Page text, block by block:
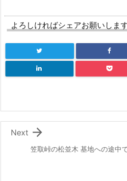
よろしければシェアお願いしま
笠取峠の松並木 基地への途中

Next